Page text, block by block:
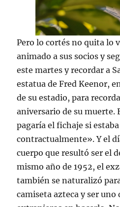
Pero lo cortés no quita lo
animado a sus socios y
este martes y recordar a
estatua de Fred Keenor,
de su estadio, para
aniversario de su muerte.
pagaría el fichaje si
contractualmente». Y el
cuerpo que resultó ser el
mismo año de 1952, el
también se naturalizó
camiseta azteca y ser uno